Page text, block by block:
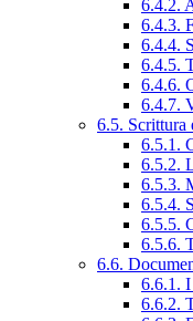
6.4.2.
6.4.3.
6.4.4.
6.4.5.
6.4.6.
6.4.7.
6.5. Scrittura
6.5.1.
6.5.2.
6.5.3.
6.5.4.
6.5.5.
6.5.6.
6.6.
6.6.1.
6.6.2.